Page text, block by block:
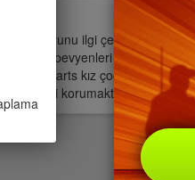
Darts oyunu ilgi çekiyor » Darts
büyük ebevyenleri ile bu »
peki » Darts kız çocukları,
özelliğini korumaktadır.Bilgicik